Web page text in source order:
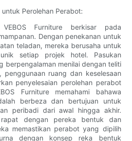
Perolehan Perabot:
VEBOS Furniture berkisar pada
Dengan penekanan untuk
teladan, mereka berusaha untuk
setiap projek hotel. Pasukan
berpengalaman menilai dengan teliti
penggunaan ruang dan keselesaan
penyelesaian perolehan perabot
Furniture memahami bahawa
berbeza dan bertujuan untuk
peribadi dari awal hingga akhir.
rapat dengan pereka bentuk dan
memastikan perabot yang dipilih
dengan konsep reka bentuk